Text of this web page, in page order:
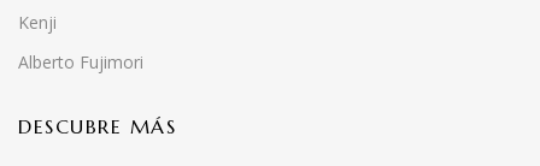
Kenji
Alberto Fujimori
DESCUBRE MÁS